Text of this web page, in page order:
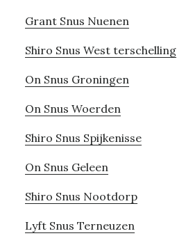
Grant Snus Nuenen
Shiro Snus West terschelling
On Snus Groningen
On Snus Woerden
Shiro Snus Spijkenisse
On Snus Geleen
Shiro Snus Nootdorp
Lyft Snus Terneuzen